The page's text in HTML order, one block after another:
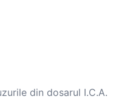
din dosarul I.C.A.